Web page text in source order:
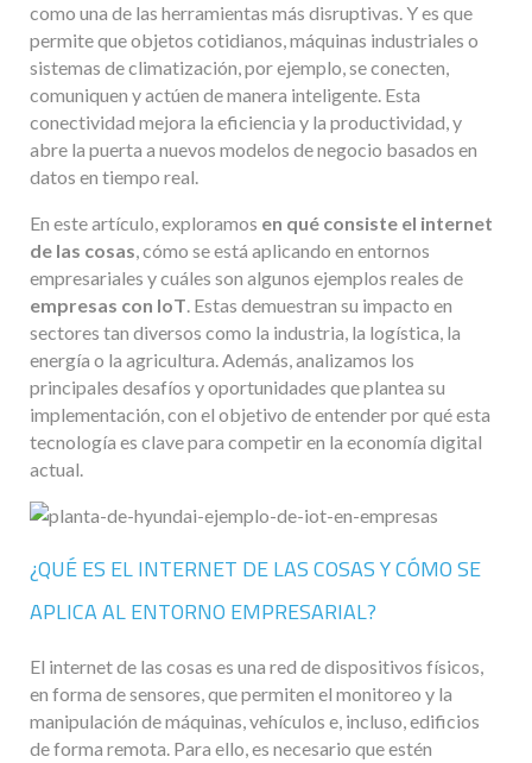
como una de las herramientas más disruptivas. Y es que
permite que objetos cotidianos, máquinas industriales o
sistemas de climatización, por ejemplo, se conecten,
comuniquen y actúen de manera inteligente. Esta
conectividad mejora la eficiencia y la productividad, y
abre la puerta a nuevos modelos de negocio basados en
datos en tiempo real.
En este artículo, exploramos en qué consiste el internet
de las cosas, cómo se está aplicando en entornos
empresariales y cuáles son algunos ejemplos reales de
empresas con IoT. Estas demuestran su impacto en
sectores tan diversos como la industria, la logística, la
energía o la agricultura. Además, analizamos los
principales desafíos y oportunidades que plantea su
implementación, con el objetivo de entender por qué esta
tecnología es clave para competir en la economía digital
actual.
¿QUÉ ES EL INTERNET DE LAS COSAS Y CÓMO SE
APLICA AL ENTORNO EMPRESARIAL?
El internet de las cosas es una red de dispositivos físicos,
en forma de sensores, que permiten el monitoreo y la
manipulación de máquinas, vehículos e, incluso, edificios
de forma remota. Para ello, es necesario que estén